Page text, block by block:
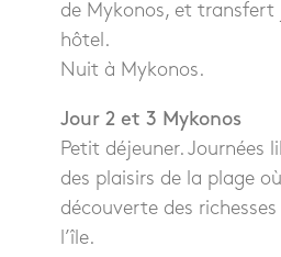
de Mykonos, et transfert
hôtel.
Nuit à Mykonos.
Jour 2 et 3 Mykonos
Petit déjeuner. Journées
des plaisirs de la plage
découverte des
l’île.